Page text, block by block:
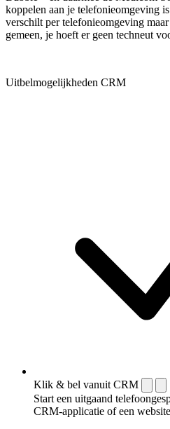
koppelen aan je telefonieomgeving
verschilt per telefonieomgeving
gemeen, je hoeft er geen techneut
Uitbelmogelijkheden CRM
Klik & bel vanuit CRM
Start een uitgaand
CRM-applicatie of een